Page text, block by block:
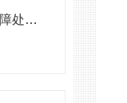
高压隔相封闭母线槽常见故障处理方案